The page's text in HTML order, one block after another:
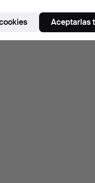
Aceptarlas